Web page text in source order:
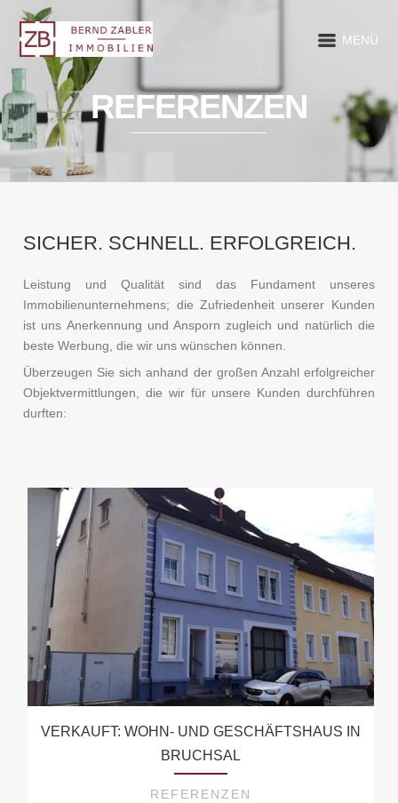
MENÜ
REFERENZEN
SICHER. SCHNELL. ERFOLGREICH.
Leistung und Qualität sind das Fundament unseres
Immobilienunternehmens; die Zufriedenheit unserer Kunden
ist uns Anerkennung und Ansporn zugleich und natürlich die
beste Werbung, die wir uns wünschen können.
Überzeugen Sie sich anhand der großen Anzahl erfolgreicher
Objektvermittlungen, die wir für unsere Kunden durchführen
durften:
VERKAUFT: WOHN- UND GESCHÄFTSHAUS IN
BRUCHSAL
REFERENZEN